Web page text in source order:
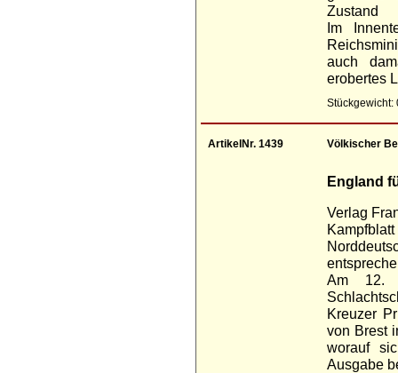
Zustand
Im
auch
erobertes
Stückgewicht:
ArtikelNr. 1439 Völkischer
England
Verlag
Am 12.
Kreuzer
von Brest
worauf
Ausgabe